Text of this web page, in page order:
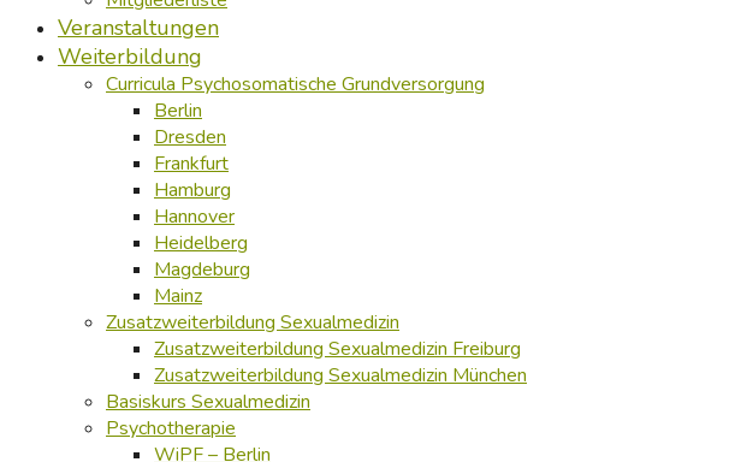
Veranstaltungen
Weiterbildung
Curricula Psychosomatische Grundversorgung
Berlin
Dresden
Frankfurt
Hamburg
Hannover
Heidelberg
Magdeburg
Mainz
Zusatzweiterbildung Sexualmedizin
Zusatzweiterbildung Sexualmedizin Freiburg
Zusatzweiterbildung Sexualmedizin München
Basiskurs Sexualmedizin
Psychotherapie
WiPF – Berlin